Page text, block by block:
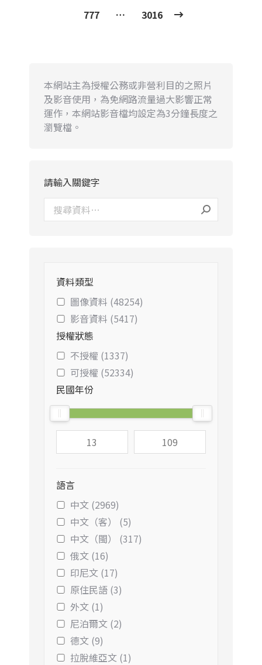
777
… 3016
本網站主為授權公務或非營利目的之照片
及影音使用，為免網路流量過大影響正常
運作，本網站影音檔均設定為3分鐘長度之
瀏覽檔。
請輸入關鍵字
資料類型
圖像資料 (48254)
影音資料 (5417)
授權狀態
不授權 (1337)
可授權 (52334)
民國年份
語言
中文 (2969)
中文（客） (5)
中文（閩） (317)
俄文 (16)
印尼文 (17)
原住民語 (3)
外文 (1)
尼泊爾文 (2)
德文 (9)
拉脫維亞文 (1)